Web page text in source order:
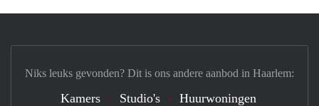
Niks leuks gevonden? Dit is ons andere aanbod in Haarlem:
Kamers Studio's Huurwoningen